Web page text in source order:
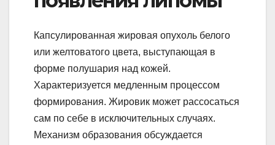
Капсулированная жировая опухоль белого
или желтоватого цвета, выступающая в
форме полушария над кожей.
Характеризуется медленным процессом
формирования. Жировик может рассосаться
сам по себе в исключительных случаях.
Механизм образования обсуждается